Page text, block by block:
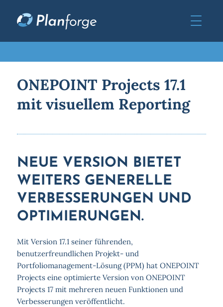
ONEPOINT Projects 17.1
mit visuellem Reporting
NEUE VERSION BIETET
WEITERS GENERELLE
VERBESSERUNGEN UND
OPTIMIERUNGEN.
Mit Version 17.1 seiner führenden,
benutzerfreundlichen Projekt- und
Portfoliomanagement-Lösung (PPM) hat ONEPOINT
Projects eine optimierte Version von ONEPOINT
Projects 17 mit mehreren neuen Funktionen und
Verbesserungen veröffentlicht.